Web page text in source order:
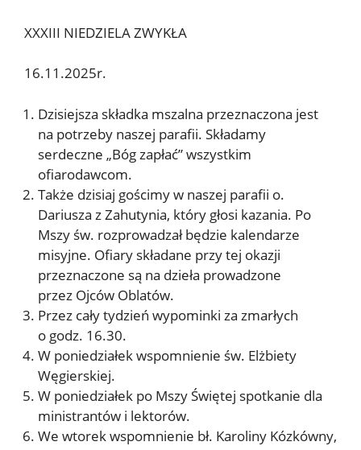
XXXIII NIEDZIELA ZWYKŁA
16.11.2025r.
Dzisiejsza składka mszalna przeznaczona jest
na potrzeby naszej parafii. Składamy
serdeczne „Bóg zapłać” wszystkim
ofiarodawcom.
Także dzisiaj gościmy w naszej parafii o.
Dariusza z Zahutynia, który głosi kazania. Po
Mszy św. rozprowadzał będzie kalendarze
misyjne. Ofiary składane przy tej okazji
przeznaczone są na dzieła prowadzone
przez Ojców Oblatów.
Przez cały tydzień wypominki za zmarłych
o godz. 16.30.
W poniedziałek wspomnienie św. Elżbiety
Węgierskiej.
W poniedziałek po Mszy Świętej spotkanie dla
ministrantów i lektorów.
We wtorek wspomnienie bł. Karoliny Kózkówny,